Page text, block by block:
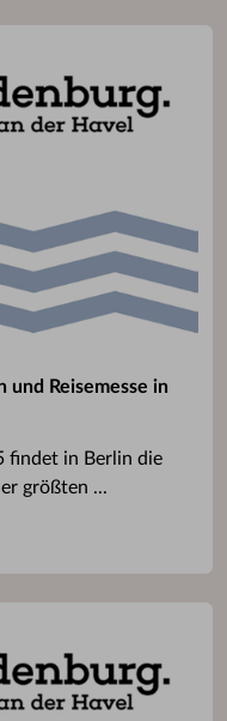
und Reisemesse in
findet in Berlin die
größten ...